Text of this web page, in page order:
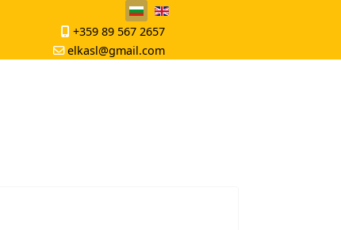
+359 89 567 2657
elkasl@gmail.com